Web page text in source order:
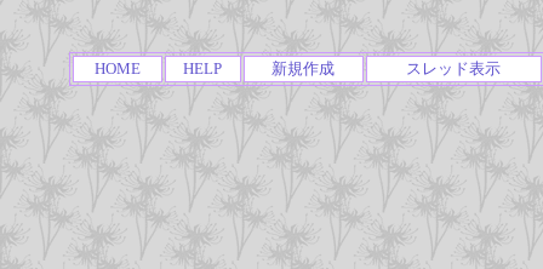
HOME HELP 新規作成 スレッド表示